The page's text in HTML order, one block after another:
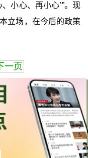
小心、再小心’”。现
立场，在今后的政策
下一页